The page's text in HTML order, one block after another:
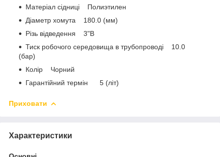
Матеріал сідниці Полиэтилен
Діаметр хомута 180.0 (мм)
Різь відведення 3"В
Тиск робочого середовища в трубопроводі 10.0
(бар)
Колір Чорний
Гарантійний термін 5 (літ)
Приховати
Характеристики